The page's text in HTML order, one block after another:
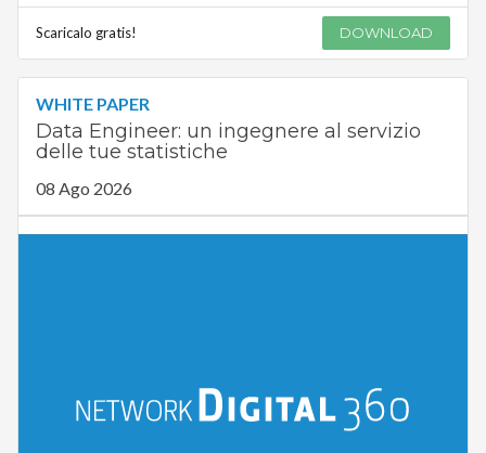
Scaricalo gratis! DOWNLOAD
WHITE PAPER
Data Engineer: un ingegnere al servizio
delle tue statistiche
08 Ago 2026